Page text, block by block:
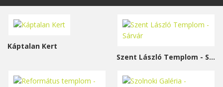
Káptalan Kert
Szent László Templom - Sárvár